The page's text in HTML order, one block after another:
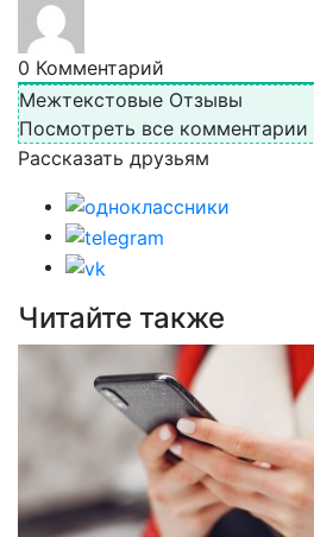
0 Комментарий
Межтекстовые Отзывы
Посмотреть все комментарии
Рассказать друзьям
Читайте также